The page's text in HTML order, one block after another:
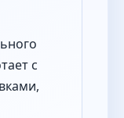
с